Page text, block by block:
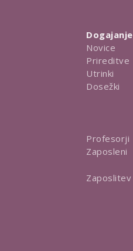
Dogajanje
Novice
Prireditve
Utrinki
Dosežki
Profesorji
Zaposleni
Zaposlitev